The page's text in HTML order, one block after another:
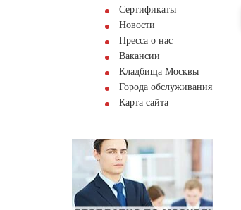
Сертификаты
Новости
Пресса о нас
Вакансии
Кладбища Москвы
Города обслуживания
Карта сайта